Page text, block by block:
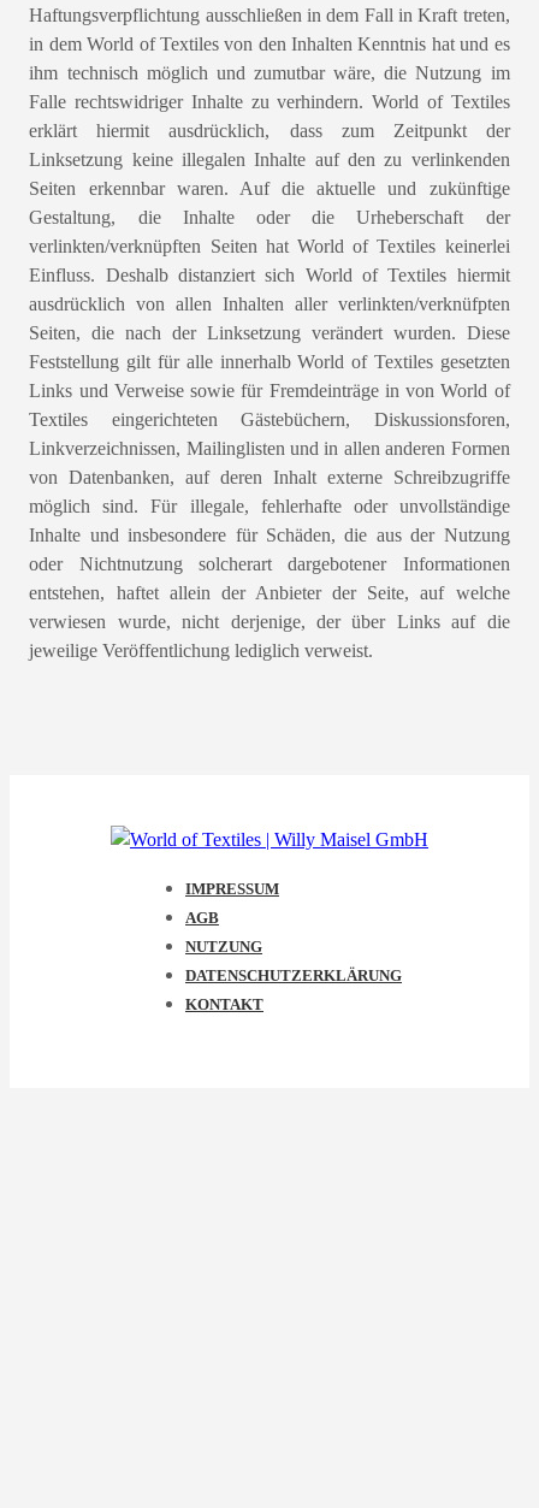
Haftungsverpflichtung ausschließen in dem Fall in Kraft treten,
in dem World of Textiles von den Inhalten Kenntnis hat und es
ihm technisch möglich und zumutbar wäre, die Nutzung im
Falle rechtswidriger Inhalte zu verhindern. World of Textiles
erklärt hiermit ausdrücklich, dass zum Zeitpunkt der
Linksetzung keine illegalen Inhalte auf den zu verlinkenden
Seiten erkennbar waren. Auf die aktuelle und zukünftige
Gestaltung, die Inhalte oder die Urheberschaft der
verlinkten/verknüpften Seiten hat World of Textiles keinerlei
Einfluss. Deshalb distanziert sich World of Textiles hiermit
ausdrücklich von allen Inhalten aller verlinkten/verknüfpten
Seiten, die nach der Linksetzung verändert wurden. Diese
Feststellung gilt für alle innerhalb World of Textiles gesetzten
Links und Verweise sowie für Fremdeinträge in von World of
Textiles eingerichteten Gästebüchern, Diskussionsforen,
Linkverzeichnissen, Mailinglisten und in allen anderen Formen
von Datenbanken, auf deren Inhalt externe Schreibzugriffe
möglich sind. Für illegale, fehlerhafte oder unvollständige
Inhalte und insbesondere für Schäden, die aus der Nutzung
oder Nichtnutzung solcherart dargebotener Informationen
entstehen, haftet allein der Anbieter der Seite, auf welche
verwiesen wurde, nicht derjenige, der über Links auf die
jeweilige Veröffentlichung lediglich verweist.
IMPRESSUM
AGB
NUTZUNG
DATENSCHUTZERKLÄRUNG
KONTAKT